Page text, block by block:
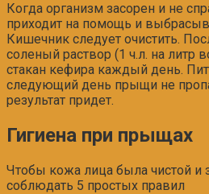
Когда организм засорен и не
приходит на помощь и
Кишечник следует очистить.
соленый раствор (1 ч.л. на литр
стакан кефира каждый день.
следующий день прыщи не
результат придет.
Гигиена при прыщах
Чтобы кожа лица была чистой и
соблюдать 5 простых правил